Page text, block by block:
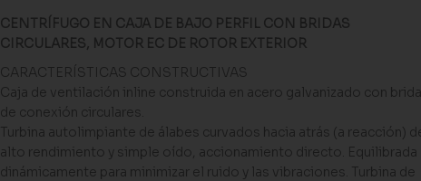
CENTRÍFUGO EN CAJA DE BAJO PERFIL CON BRIDAS
CIRCULARES, MOTOR EC DE ROTOR EXTERIOR
CARACTERÍSTICAS CONSTRUCTIVAS
Caja de ventilación inline construida en acero galvanizado con
de conexión circulares.
Turbina autolimpiante de álabes curvados hacia atrás (a reacción)
alto rendimiento y simple oído, accionamiento directo. Equilibrada
dinámicamente para minimizar el ruido y las vibraciones. Turbina de